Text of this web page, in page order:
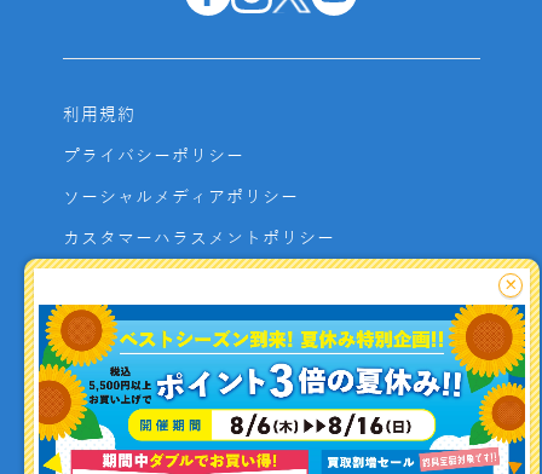
釣り情報を
利用規約
プライバシーポリシー
ソーシャルメディアポリシー
カスタマーハラスメントポリシー
よくあるご質問
お問い合わせ
利用者資金の保全方法
×